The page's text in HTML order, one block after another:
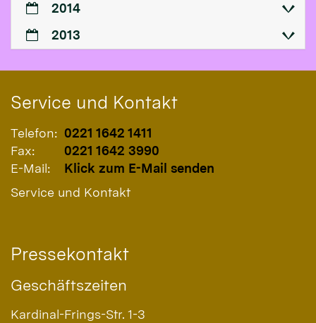
2014
2013
Service und Kontakt
Telefon: 0221 1642 1411
Fax:
0221 1642 3990
E-Mail:
Klick zum E-Mail senden
Service und Kontakt
Pressekontakt
Geschäftszeiten
Kardinal-Frings-Str. 1-3